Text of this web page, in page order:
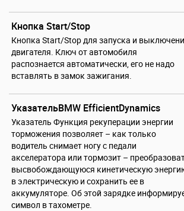
Кнопка Start/Stop
Кнопка Start/Stop для запуска и
двигателя. Ключ от автомобиля
распознается автоматически, его не надо
вставлять в замок зажигания.
УказательBMW EfficientDynamics
Указатель Функция рекуперации энергии
торможения позволяет – как только
водитель снимает ногу с педали
акселератора или тормозит –
высвобождающуюся кинетическую
в электрическую и сохранить ее в
аккумуляторе. Об этой зарядке
символ в тахометре.